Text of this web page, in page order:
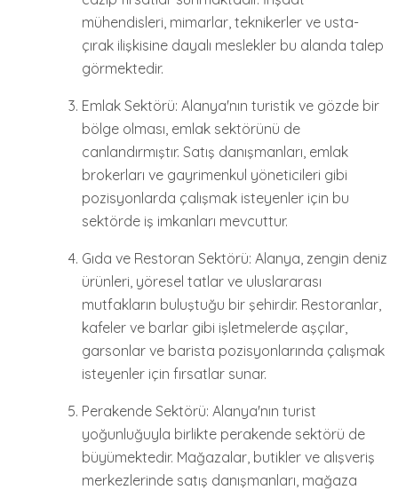
mühendisleri, mimarlar, teknikerler ve usta-
çırak ilişkisine dayalı meslekler bu alanda talep
görmektedir.
Emlak Sektörü: Alanya'nın turistik ve gözde bir
bölge olması, emlak sektörünü de
canlandırmıştır. Satış danışmanları, emlak
brokerları ve gayrimenkul yöneticileri gibi
pozisyonlarda çalışmak isteyenler için bu
sektörde iş imkanları mevcuttur.
Gıda ve Restoran Sektörü: Alanya, zengin deniz
ürünleri, yöresel tatlar ve uluslararası
mutfakların buluştuğu bir şehirdir. Restoranlar,
kafeler ve barlar gibi işletmelerde aşçılar,
garsonlar ve barista pozisyonlarında çalışmak
isteyenler için fırsatlar sunar.
Perakende Sektörü: Alanya'nın turist
yoğunluğuyla birlikte perakende sektörü de
büyümektedir. Mağazalar, butikler ve alışveriş
merkezlerinde satış danışmanları, mağaza